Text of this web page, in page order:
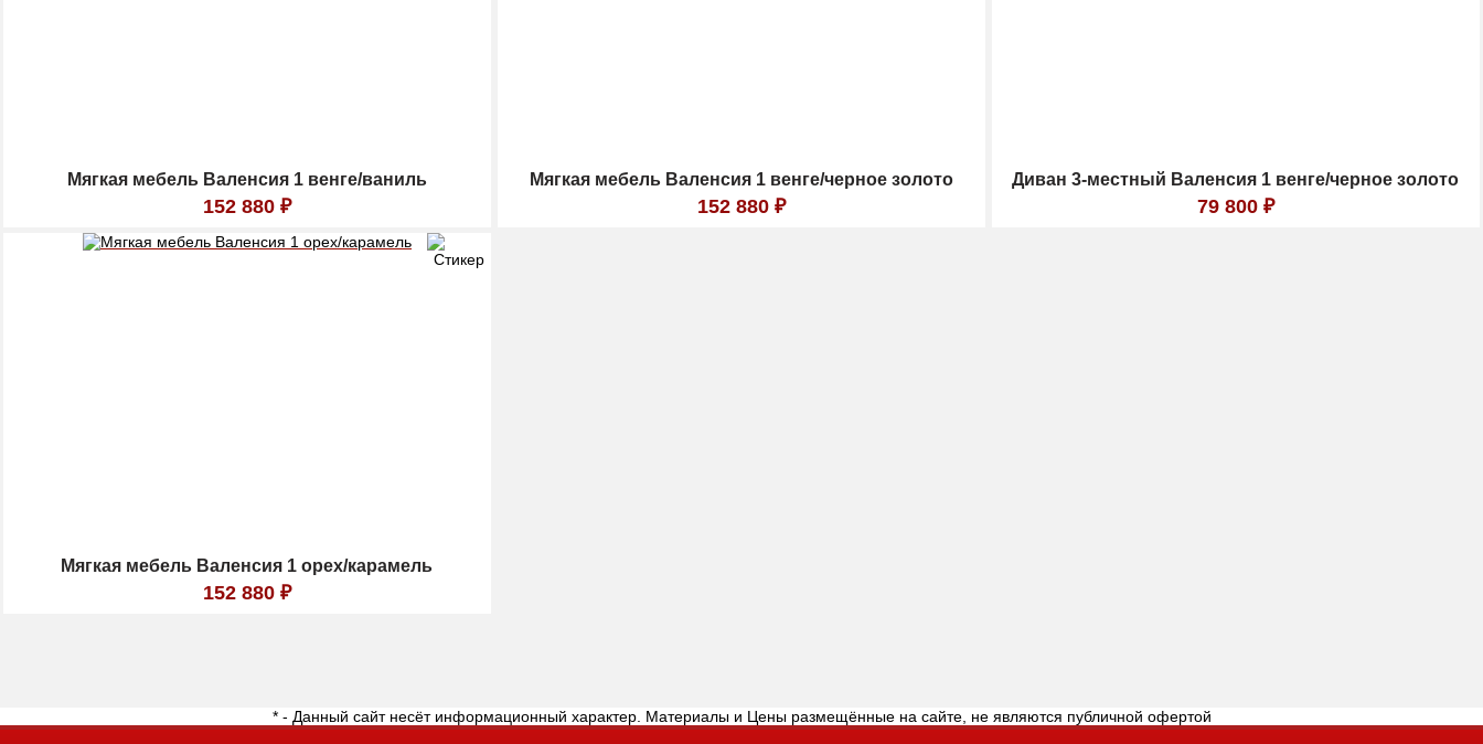
Мягкая мебель Валенсия 1 венге/ваниль
152 880 ₽
Мягкая мебель Валенсия 1 венге/черное золото
152 880 ₽
Диван 3-местный Валенсия 1 венге/черное золото
79 800 ₽
Мягкая мебель Валенсия 1 орех/карамель
152 880 ₽
* - Данный сайт несёт информационный характер. Материалы и Цены размещённые на сайте, не являются публичной офертой